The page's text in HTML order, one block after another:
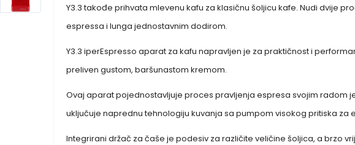
Y3.3 takođe prihvata mlevenu kafu za klasičnu šoljicu kafe. Nudi dvije
espressa i lunga jednostavnim dodirom.
Y3.3 iperEspresso aparat za kafu napravljen je za praktičnost i
preliven gustom, baršunastom kremom.
Ovaj aparat pojednostavljuje proces pravljenja espresa svojim radom
uključuje naprednu tehnologiju kuvanja sa pumpom visokog pritiska za
Integrirani držač za čaše je podesiv za različite veličine šoljica, a brzo